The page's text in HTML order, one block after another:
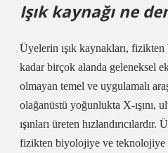
Işık kaynağı ne
Üyelerin ışık kaynakları,
kadar birçok alanda geleneksel
olmayan temel ve uygulamalı
olağanüstü yoğunlukta X-ışını,
ışınları üreten hızlandırıcılardır.
fizikten biyolojiye ve teknolojiye